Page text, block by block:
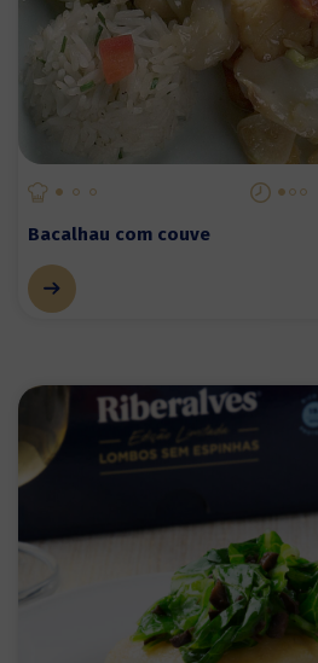
Bacalhau com couve